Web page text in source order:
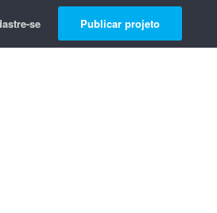
se Publicar projeto